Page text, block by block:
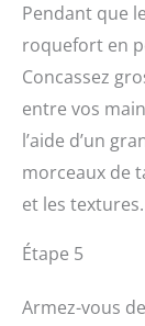
Pendant que
roquefort en
Concassez
entre vos
l’aide d’un
morceaux de
et les textures.
Étape 5
Armez-vous